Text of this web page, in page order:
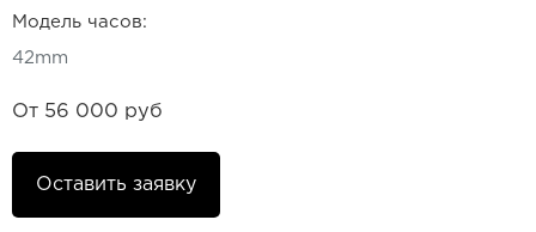
Модель часов:
42mm
От 56 000 руб
Оставить заявку